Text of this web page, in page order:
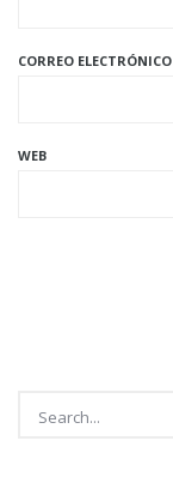
CORREO ELECTRÓNICO
WEB